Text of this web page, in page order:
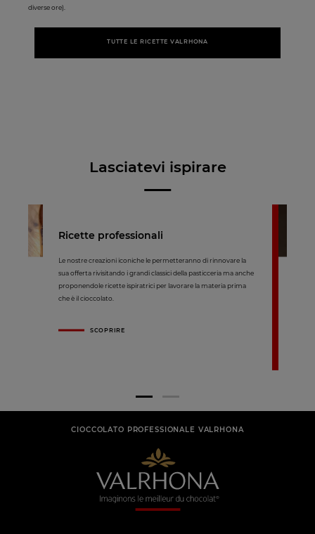
diverse ore).
TUTTE LE RICETTE VALRHONA
Lasciatevi ispirare
Ricette professionali
Le nostre creazioni iconiche le permetteranno di rinnovare la
sua offerta rivisitando i grandi classici della pasticceria ma anche
proponendole ricette ispiratrici per lavorare la materia prima
che è il cioccolato.
SCOPRIRE
CIOCCOLATO PROFESSIONALE VALRHONA